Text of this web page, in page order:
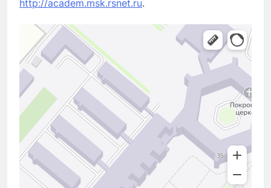
http://academ.msk.rsnet.ru.